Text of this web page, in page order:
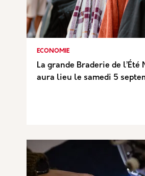
ECONOMIE
La grande Braderie de
aura lieu le samedi 5